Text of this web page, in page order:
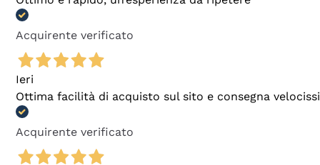
Acquirente verificato
Ieri
Ottima facilità di acquisto sul sito e consegna
Acquirente verificato